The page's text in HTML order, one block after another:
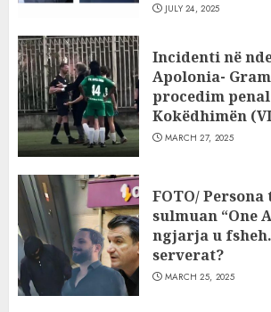
JULY 24, 2025
Incidenti në
Apolonia-
procedim
Kokëdhimën
MARCH 27, 2025
FOTO/
sulmuan “One
ngjarja u
serverat?
MARCH 25, 2025